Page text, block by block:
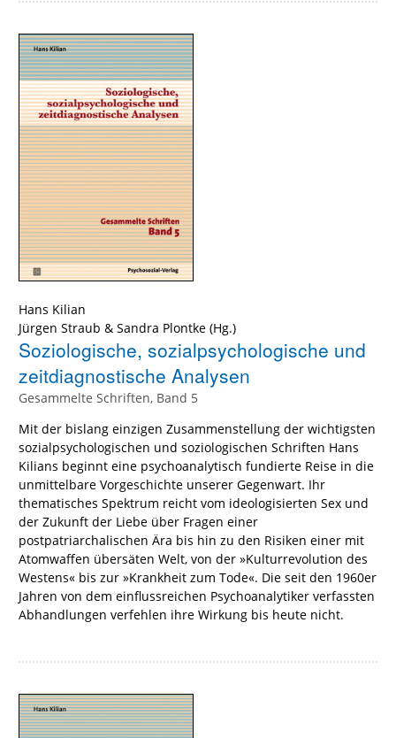
Hans Kilian
Jürgen Straub & Sandra Plontke (Hg.)
Soziologische, sozialpsychologische und
zeitdiagnostische Analysen
Gesammelte Schriften, Band 5
Mit der bislang einzigen Zusammenstellung der wichtigsten
sozialpsychologischen und soziologischen Schriften Hans
Kilians beginnt eine psychoanalytisch fundierte Reise in die
unmittelbare Vorgeschichte unserer Gegenwart. Ihr
thematisches Spektrum reicht vom ideologisierten Sex und
der Zukunft der Liebe über Fragen einer
postpatriarchalischen Ära bis hin zu den Risiken einer mit
Atomwaffen übersäten Welt, von der »Kulturrevolution des
Westens« bis zur »Krankheit zum Tode«. Die seit den 1960er
Jahren von dem einflussreichen Psychoanalytiker verfassten
Abhandlungen verfehlen ihre Wirkung bis heute nicht.